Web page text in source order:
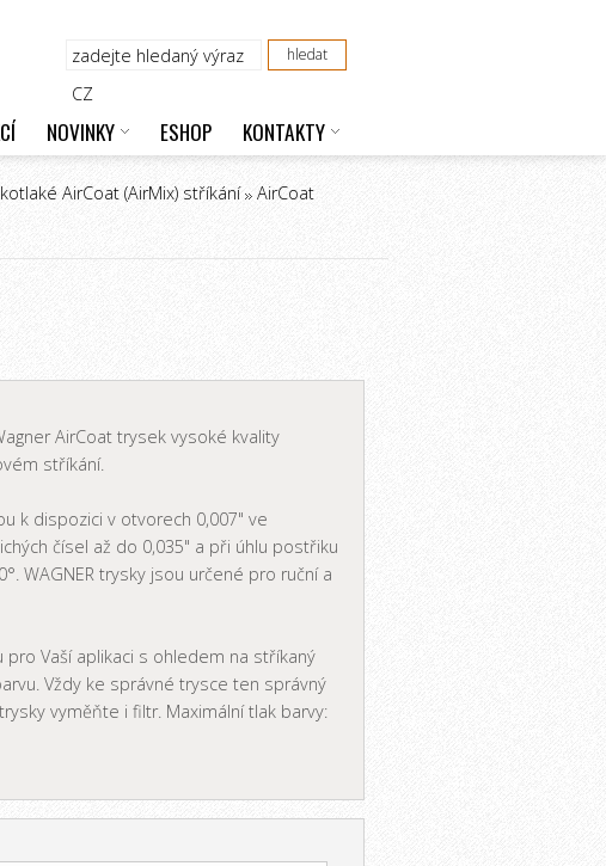
CZ
NOVINKY ESHOP KONTAKTY
AirCoat (AirMix) stříkání
AirCoat
AirCoat trysek vysoké kvality
stříkání.
k dispozici v otvorech 0,007" ve
čísel až do 0,035" a při úhlu postřiku
WAGNER trysky jsou určené pro ruční a
Vaší aplikaci s ohledem na stříkaný
Vždy ke správné trysce ten správný
vyměňte i filtr. Maximální tlak barvy: